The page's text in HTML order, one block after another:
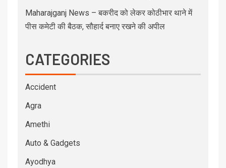
Maharajganj News – बकरीद को लेकर कोठीभार थाने में
पीस कमेटी की बैठक, सौहार्द बनाए रखने की अपील
CATEGORIES
Accident
Agra
Amethi
Auto & Gadgets
Ayodhya